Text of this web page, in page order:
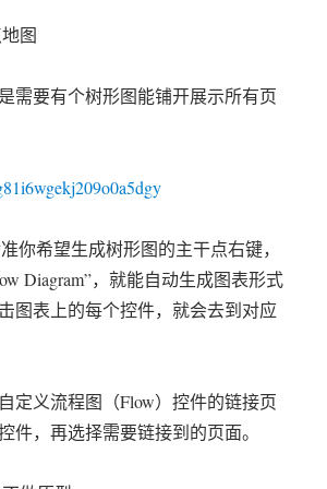
图
需要有个树形图能铺开展示所有页
你希望生成树形图的主干点右键，
Diagram”，就能自动生成图表形式
图表上的每个控件，就会去到对应
定义流程图（Flow）控件的链接页
件，再选择需要链接到的页面。